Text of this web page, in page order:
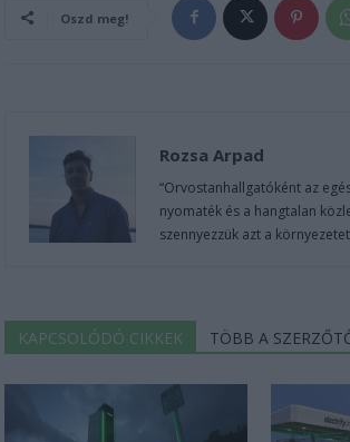
Oszd meg!
Rozsa Arpad
“Orvostanhallgatóként az
nyomaték és a hangtalan
szennyezzük azt a
KAPCSOLÓDÓ CIKKEK TÖBB A